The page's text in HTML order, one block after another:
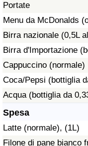
Portate
Menu da McDonalds
Birra nazionale (0,5L
Birra d'Importazione
Cappuccino (normale)
Coca/Pepsi (bottiglia
Acqua (bottiglia da
Spesa
Latte (normale), (1L)
Filone di pane bianco
Indice del Costo
ad Aqaba
Indice del Prezzo
Indice della qualità
Criminalità
Indice del Tasso di
Indice della
Indice di criminalità